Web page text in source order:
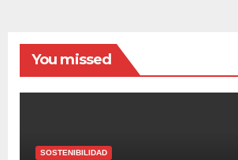
You missed
SOSTENIBILIDAD